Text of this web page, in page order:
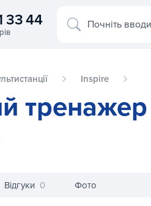
33 44 Почніть
Inspire
Відгуки 0 Фото